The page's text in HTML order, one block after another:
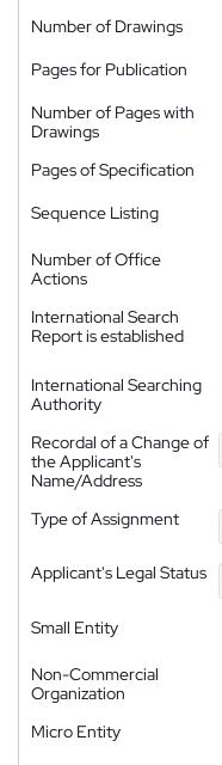
Number of Drawings
Pages for Publication
Number of Pages with
Drawings
Pages of Specification
Sequence Listing
Number of Office
Actions
International Search
Report is established
International Searching
Authority
Recordal of a Change of
the Applicant's
Name/Address
Type of Assignment
Applicant's Legal Status
Small Entity
Non-Commercial
Organization
Micro Entity